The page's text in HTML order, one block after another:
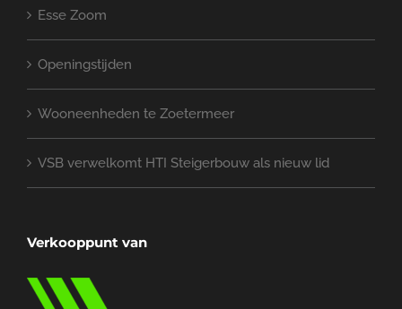
Esse Zoom
Openingstijden
Wooneenheden te Zoetermeer
VSB verwelkomt HTI Steigerbouw als nieuw lid
Verkooppunt van